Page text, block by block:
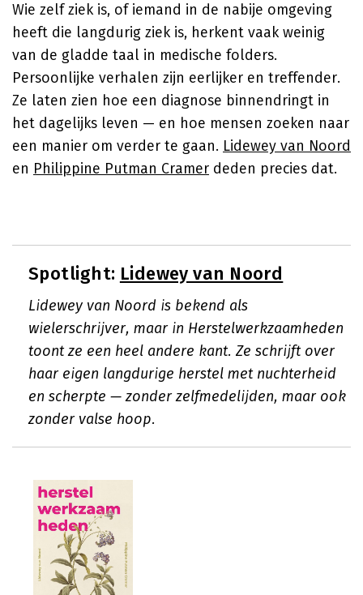
Wie zelf ziek is, of iemand in de nabije omgeving
heeft die langdurig ziek is, herkent vaak weinig
van de gladde taal in medische folders.
Persoonlijke verhalen zijn eerlijker en treffender.
Ze laten zien hoe een diagnose binnendringt in
het dagelijks leven — en hoe mensen zoeken naar
een manier om verder te gaan. Lidewey van Noord
en Philippine Putman Cramer deden precies dat.
Spotlight: Lidewey van Noord
Lidewey van Noord is bekend als
wielerschrijver, maar in Herstelwerkzaamheden
toont ze een heel andere kant. Ze schrijft over
haar eigen langdurige herstel met nuchterheid
en scherpte — zonder zelfmedelijden, maar ook
zonder valse hoop.